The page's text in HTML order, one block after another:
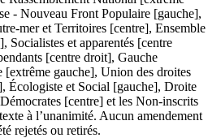
- Nouveau Front Populaire [gauche],
mer et Territoires [centre], Ensemble
Socialistes et apparentés [centre
[centre droit], Gauche
[extrême gauche], Union des droites
Écologiste et Social [gauche], Droite
[centre] et les Non-inscrits
à l’unanimité. Aucun amendement
rejetés ou retirés.